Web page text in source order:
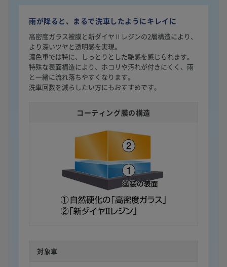
雨が降ると、まるで洗車したようにキレイに
高密度ガラス被膜と新ダイヤⅡレジンの2層構造により、
より深いツヤと透明感を実現。
濃色車では特に、しっとりとした艶感を感じられます。
特殊な表面構造により、ホコリや汚れが付きにくく、雨
と一緒に流れ落ちやすくなります。
洗車回数を減らしたい方にもおすすめです。
コーティング膜の構造
対象車